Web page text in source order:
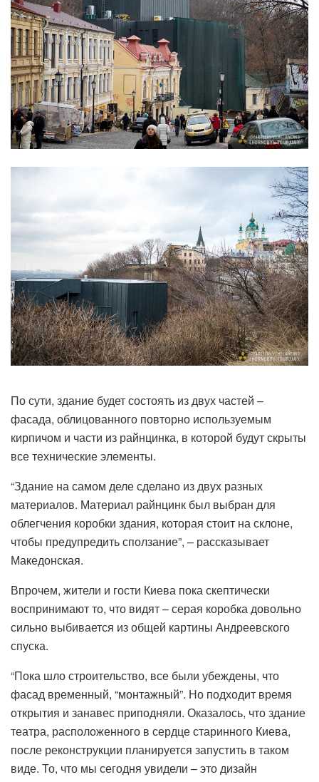
По сути, здание будет состоять из двух частей –
фасада, облицованного повторно используемым
кирпичом и части из райнцинка, в которой будут скрыты
все технические элементы.
“Здание на самом деле сделано из двух разных
материалов. Материал райнцинк был выбран для
облегчения коробки здания, которая стоит на склоне,
чтобы предупредить сползание”, – рассказывает
Македонская.
Впрочем, жители и гости Киева пока скептически
воспринимают то, что видят – серая коробка довольно
сильно выбивается из общей картины Андреевского
спуска.
“Пока шло строительство, все были убеждены, что
фасад временный, “монтажный”. Но подходит время
открытия и занавес приподняли. Оказалось, что здание
театра, расположенного в сердце старинного Киева,
после реконструкции планируется запустить в таком
виде. То, что мы сегодня увидели – это дизайн